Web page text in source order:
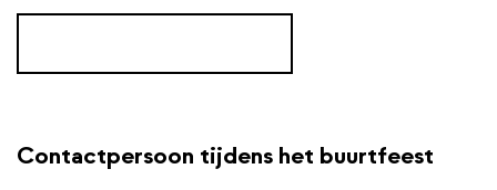
evenement
Contactpersoon tijdens het buurtfeest